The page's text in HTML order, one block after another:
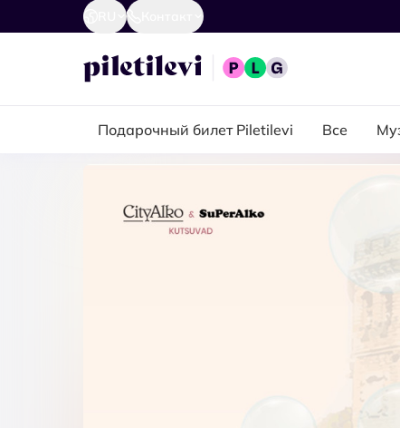
Подарочный билет Piletilevi Все